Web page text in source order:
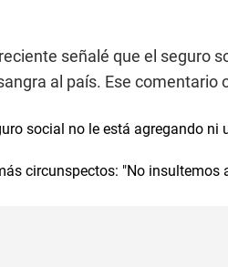
señalé que el seguro
al país. Ese
social no le está agregando ni
circunspectos: "No insultemos